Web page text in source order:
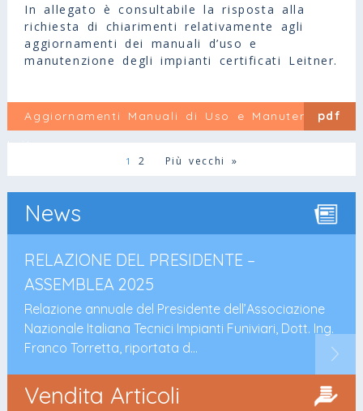
In allegato è consultabile la risposta alla
richiesta di chiarimenti relativamente agli
aggiornamenti dei manuali d’uso e
manutenzione degli impianti certificati Leitner.
Aggiornamenti Manuali di Uso e Manutenzione
Leitner
pdf
1 2 Più vecchi »
News
RELAZIONE DEL PRESIDENTE –
ASSEMBLEA 2025
Relazione annuale del Presidente dell’Associazione
Nazionale Italiana Tecnici Impianti Funiviari, Dott. Ing.
Franco Torretta, riportata d...
Vendita Articoli